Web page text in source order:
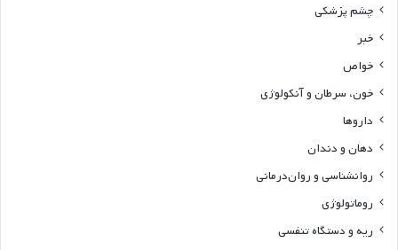
چشم پزشکی
خبر
خواص
خون، سرطان و آنکولوژی
داروها
دهان و دندان
روانشناسی و روان‌درمانی
روماتولوژی
ریه و دستگاه تنفسی